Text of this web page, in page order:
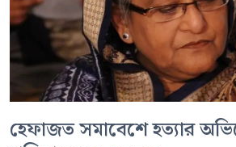
হেফাজত সমাবেশে হত্যার